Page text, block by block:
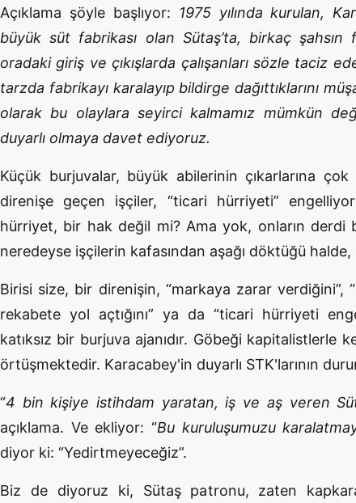
Açıklama şöyle başlıyor:
1975 yılında kurulan,
büyük süt fabrikası olan Sütaş’ta, birkaç
oradaki giriş ve çıkışlarda çalışanları sözle taciz
tarzda fabrikayı karalayıp bildirge dağıttıklarını
olarak bu olaylara seyirci kalmamız mümkün
duyarlı olmaya davet ediyoruz.
Küçük burjuvalar, büyük abilerinin çıkarlarına
direnişe geçen işçiler, “ticari hürriyeti”
hürriyet, bir hak değil mi? Ama yok, onların derdi
neredeyse işçilerin kafasından aşağı döktüğü
Birisi size, bir direnişin, “markaya zarar verdiğini”,
rekabete yol açtığını” ya da “ticari hürriyeti
katıksız bir burjuva ajanıdır. Göbeği kapitalistlerle
örtüşmektedir. Karacabey'in duyarlı STK'larının
“4 bin kişiye istihdam yaratan, iş ve aş veren
açıklama. Ve ekliyor: “Bu kuruluşumuzu
diyor ki: “Yedirtmeyeceğiz”.
Biz de diyoruz ki, Sütaş patronu, zaten